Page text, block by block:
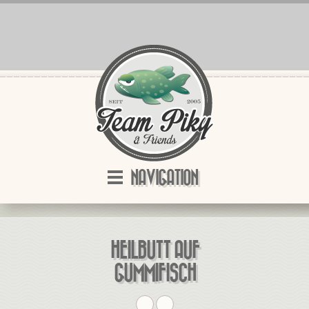
NAVIGATION
HEILBUTT AUF
GUMMIFISCH